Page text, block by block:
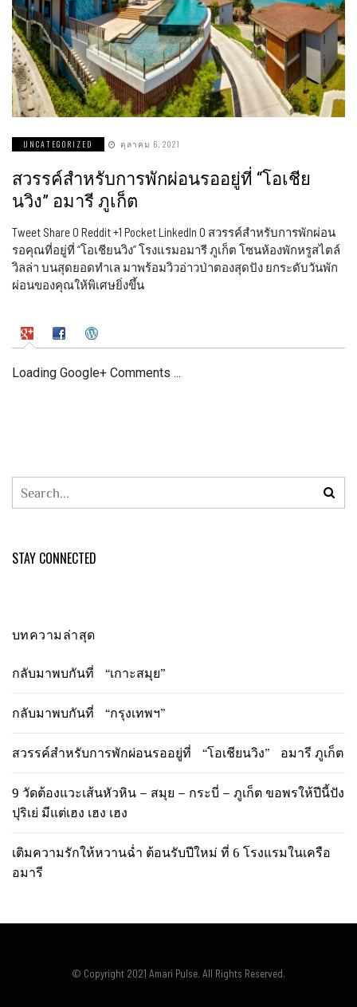
UNCATEGORIZED ตุลาคม 6, 2021
สวรรค์สำหรับการพักผ่อนรออยู่ที่ “โอเชีย
นวิง” อมารี ภูเก็ต
Tweet Share 0 Reddit +1 Pocket LinkedIn 0 สวรรค์สำหรับการพักผ่อน
รอคุณที่อยู่ที่ “โอเชียนวิง” โรงแรมอมารี ภูเก็ต โซนห้องพักหรูสไตล์
วิลล่า บนสุดยอดทำเล มาพร้อมวิวอ่าวป่าตองสุดปัง ยกระดับวันพัก
ผ่อนของคุณให้พิเศษยิ่งขึ้น
Loading Google+ Comments ...
STAY CONNECTED
บทความล่าสุด
กลับมาพบกันที่ “เกาะสมุย”
กลับมาพบกันที่ “กรุงเทพฯ”
สวรรค์สำหรับการพักผ่อนรออยู่ที่ “โอเชียนวิง” อมารี ภูเก็ต
9 วัดต้องแวะเส้นหัวหิน – สมุย – กระบี่ – ภูเก็ต ขอพรให้ปีนี้ปัง
ปุริเย่ มีแต่เฮง เฮง เฮง
เติมความรักให้หวานฉ่ำ ต้อนรับปีใหม่ ที่ 6 โรงแรมในเครือ
อมารี
© Copyright 2021 Amari Pulse. All Rights Reserved.